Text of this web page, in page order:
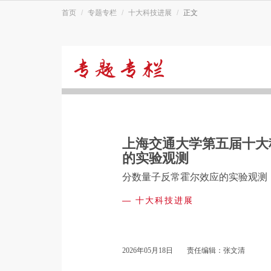
首页 专题专栏 十大科技进展 正文
科
技
上海交通大学第五届十
的实验观测
分数量子反常霍尔效应的实验观测
— 十大科技进展
2026年05月18日 责任编辑：张文清